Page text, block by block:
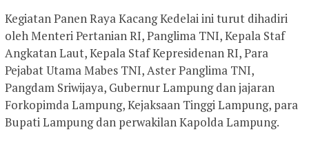
Kegiatan Panen Raya Kacang Kedelai ini turut dihadiri
oleh Menteri Pertanian RI, Panglima TNI, Kepala Staf
Angkatan Laut, Kepala Staf Kepresidenan RI, Para
Pejabat Utama Mabes TNI, Aster Panglima TNI,
Pangdam Sriwijaya, Gubernur Lampung dan jajaran
Forkopimda Lampung, Kejaksaan Tinggi Lampung, para
Bupati Lampung dan perwakilan Kapolda Lampung.